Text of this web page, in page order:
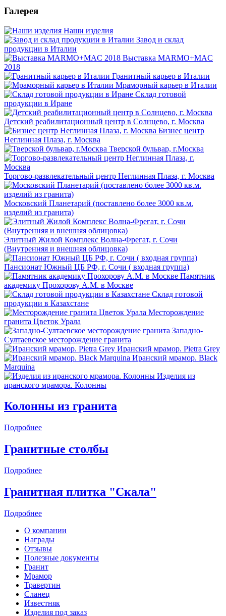
Галерея
Наши изделия
Завод и склад
продукции в Италии
Выставка MARMO+MAC
2018
Гранитный карьер в Италии
Мраморный карьер в Италии
Склад готовой
продукции в Иране
Детский реабилитационный центр в Солнцево, г. Москва
Бизнес центр
Неглинная Плаза, г. Москва
Тверской бульвар, г.Москва
Торгово-развлекательный центр Неглинная Плаза, г. Москва
Московский Планетарий (поставлено более 3000 кв.м.
изделий из гранита)
Элитный Жилой Комплекс Волна-Фрегат, г. Сочи
(Внутренняя и внешняя облицовка)
Пансионат Южный ЦБ РФ, г. Сочи ( входная группа)
Памятник
академику Прохорову А.М. в Москве
Склад готовой
продукции в Казахстане
Месторождение
гранита Цветок Урала
Западно-
Султаевское месторождение гранита
Иранский мрамор. Pietra Grey
Иранский мрамор. Black
Marquina
Изделия из
иранского мрамора. Колонны
Колонны из гранита
Подробнее
Гранитные столбы
Подробнее
Гранитная плитка "Скала"
Подробнее
О компании
Награды
Отзывы
Полезные документы
Гранит
Мрамор
Травертин
Сланец
Известняк
Изделия под заказ